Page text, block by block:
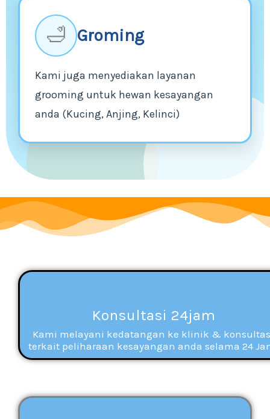
🛁 Groming
Kami juga menyediakan layanan
grooming untuk hewan kesayangan
anda (Kucing, Anjing, Kelinci)
Konsultasi 24jam
Kami melayani kedatangan ke klinik &
terkait peliharaan kesayangan anda selama 24